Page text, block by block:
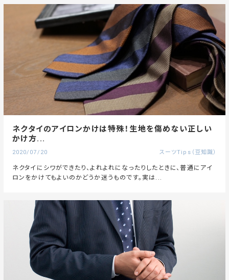
ネクタイのアイロンかけは特殊！生地を傷めない正しい
かけ方...
2020/07/20 スーツTips（豆知識）
ネクタイにシワができたり、よれよれになったりしたときに、普通にアイ
ロンをかけてもよいのかどうか迷うものです。実は...